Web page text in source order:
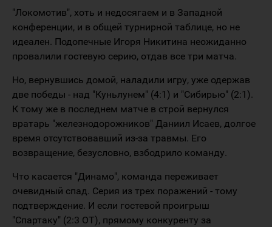
"Локомотив", хоть и недосягаем и в Западной
конференции, и в общей турнирной таблице, но не
идеален. Подопечные Игоря Никитина неожиданно
провалили гостевую серию, отдав все три матча.
Но, вернувшись домой, наладили игру, уже одержав
две победы - над "Куньлунем" (4:1) и "Сибирью" (2:1).
К тому же в последнем матче в строй вернулся
вратарь "железнодорожников" Даниил Исаев, долгое
время отсутствовавший из-за травмы. Его
возвращение, безусловно, взбодрило команду.
Что касается "Динамо", команда переживает
очевидный спад. Серия из трех поражений - тому
подтверждение. И если гостевой проигрыш
"Спартаку" (2:3 ОТ), прямому конкуренту за